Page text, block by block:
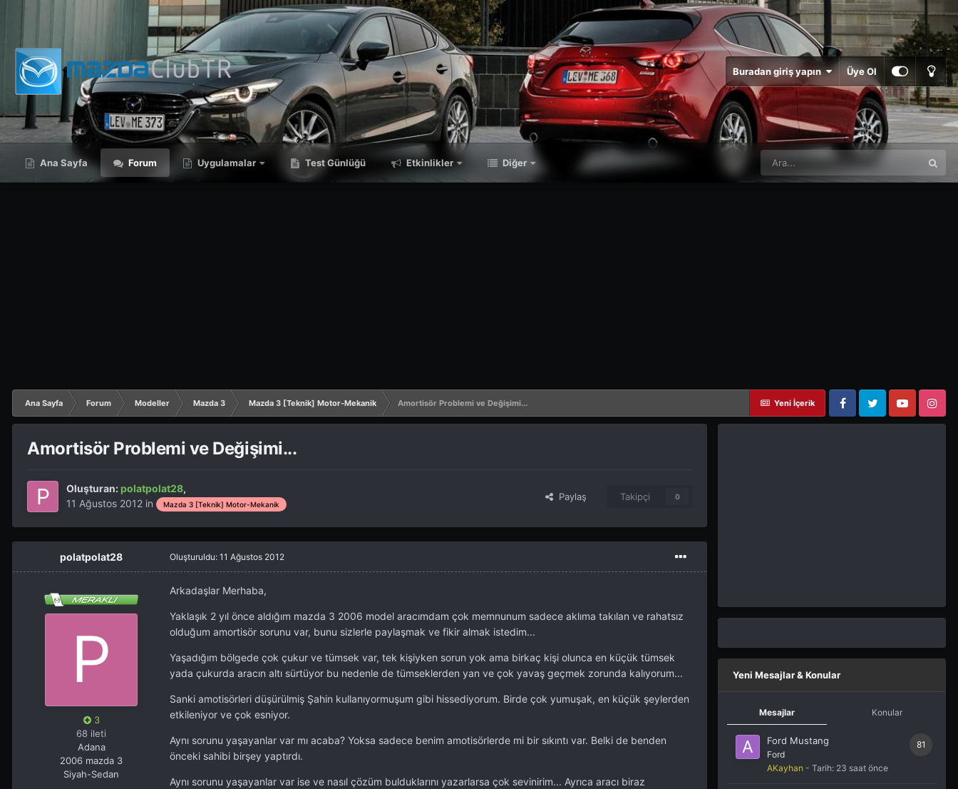
Buradan giriş yapın Üye Ol
Ana Sayfa Forum Uygulamalar Test Günlüğü Etkinlikler Diğer
Yeni İçerik
Ana Sayfa Forum Modeller Mazda 3 Mazda 3 [Teknik] Motor-Mekanik
Amortisör Problemi ve Değişimi...
FacebookTwitter YouTube Instagram
Amortisör Problemi ve Değişimi...
Oluşturan: polatpolat28,
11 Ağustos 2012 in Mazda 3 [Teknik] Motor-Mekanik
Paylaş Takipçi 0
polatpolat28
3
68 ileti
Adana
2006 mazda 3
Siyah-Sedan
Oluşturuldu: 11 Ağustos 2012
Arkadaşlar Merhaba,
Yaklaşık 2 yıl önce aldığım mazda 3 2006 model aracımdam çok memnunum sadece aklıma takılan ve rahatsız
olduğum amortisör sorunu var, bunu sizlerle paylaşmak ve fikir almak istedim...
Yaşadığım bölgede çok çukur ve tümsek var, tek kişiyken sorun yok ama birkaç kişi olunca en küçük tümsek
yada çukurda aracın altı sürtüyor bu nedenle de tümseklerden yan ve çok yavaş geçmek zorunda kalıyorum...
Sanki amotisörleri düşürülmiş Şahin kullanıyormuşum gibi hissediyorum. Birde çok yumuşak, en küçük şeylerden
etkileniyor ve çok esniyor.
Aynı sorunu yaşayanlar var mı acaba? Yoksa sadece benim amotisörlerde mi bir sıkıntı var. Belki de benden
önceki sahibi birşey yaptırdı.
Aynı sorunu yaşayanlar var ise ve nasıl çözüm bulduklarını yazarlarsa çok sevinirim... Ayrıca aracı biraz
Yeni Mesajlar & Konular
Mesajlar Konular
81
Ford Mustang
Ford
AKayhan - Tarih: 23 saat önce